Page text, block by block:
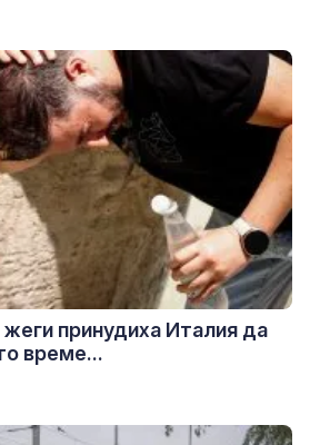
принудиха Италия да
време...